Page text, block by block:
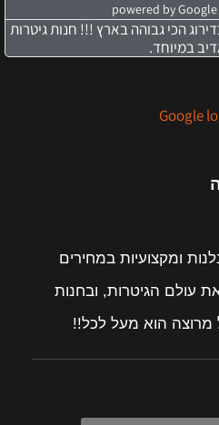
הכי גבוהה בארץ !!! חנות גיטרות
במיוחד.
ומקצועיות במחירים
את עולם הגיטרות, ובחנות
מרוצה הוא מעל לכל!!